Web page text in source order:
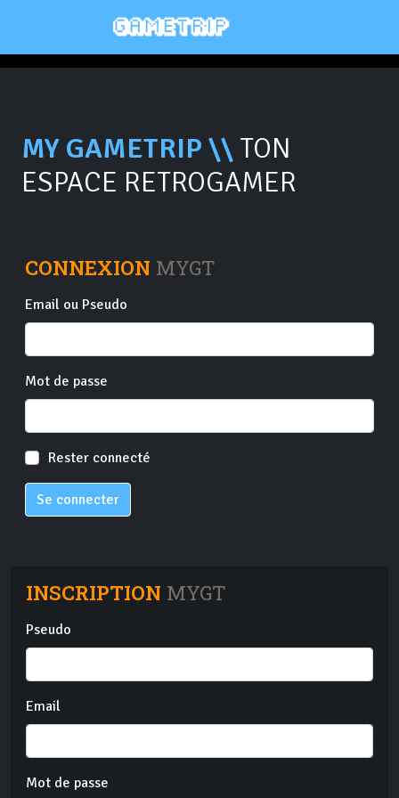
MY GAMETRIP \\ TON
ESPACE RETROGAMER
CONNEXION MYGT
Email ou Pseudo
Mot de passe
Rester connecté
Se connecter
INSCRIPTION MYGT
Pseudo
Email
Mot de passe